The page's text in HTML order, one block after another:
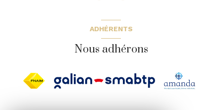
ADHÉRENTS
Nous adhérons